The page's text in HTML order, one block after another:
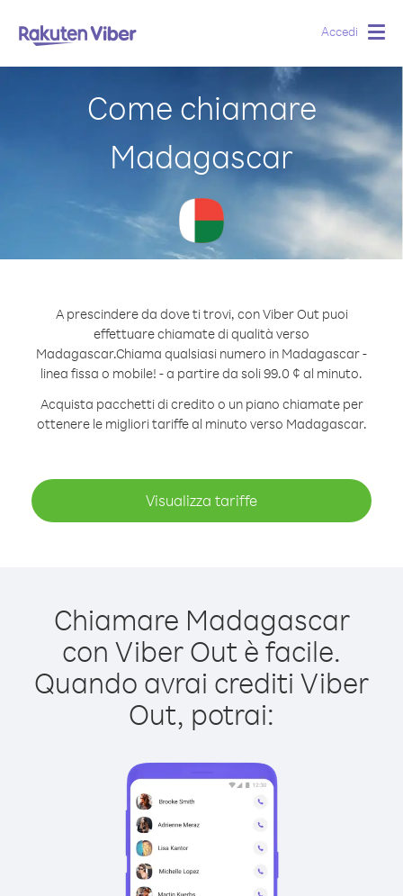
Accedi
Come chiamare
Madagascar
A prescindere da dove ti trovi, con Viber Out puoi
effettuare chiamate di qualità verso
Madagascar.Chiama qualsiasi numero in Madagascar -
linea fissa o mobile! - a partire da soli 99.0 ¢ al minuto.
Acquista pacchetti di credito o un piano chiamate per
ottenere le migliori tariffe al minuto verso Madagascar.
Visualizza tariffe
Chiamare Madagascar
con Viber Out è facile.
Quando avrai crediti Viber
Out, potrai: